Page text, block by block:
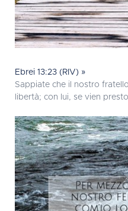
Ebrei 13:23 (RIV) »
Sappiate che il nostro
libertà; con lui, se vien